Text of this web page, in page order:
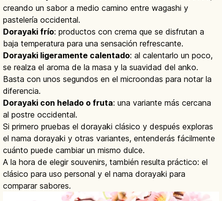
creando un sabor a medio camino entre wagashi y
pastelería occidental.
Dorayaki frío: productos con crema que se disfrutan a
baja temperatura para una sensación refrescante.
Dorayaki ligeramente calentado: al calentarlo un poco,
se realza el aroma de la masa y la suavidad del anko.
Basta con unos segundos en el microondas para notar la
diferencia.
Dorayaki con helado o fruta: una variante más cercana
al postre occidental.
Si primero pruebas el dorayaki clásico y después exploras
el nama dorayaki y otras variantes, entenderás fácilmente
cuánto puede cambiar un mismo dulce.
A la hora de elegir souvenirs, también resulta práctico: el
clásico para uso personal y el nama dorayaki para
comparar sabores.